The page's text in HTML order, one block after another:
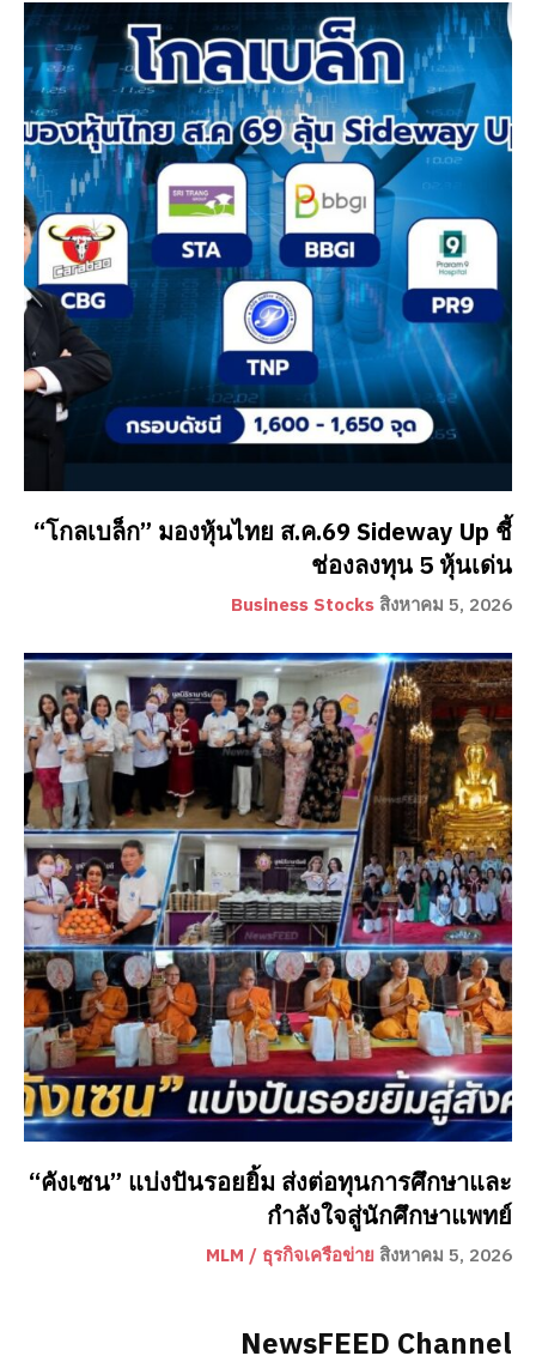
“โกลเบล็ก” มองหุ้นไทย ส.ค.69 Sideway Up ชี้
ช่องลงทุน 5 หุ้นเด่น
Business Stocks สิงหาคม 5, 2026
“คังเซน” แบ่งปันรอยยิ้ม ส่งต่อทุนการศึกษาและ
กำลังใจสู่นักศึกษาแพทย์
MLM / ธุรกิจเครือข่าย สิงหาคม 5, 2026
NewsFEED Channel